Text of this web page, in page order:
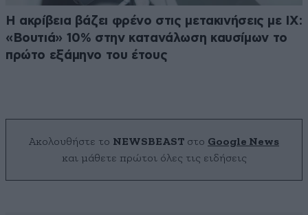
Η ακρίβεια βάζει φρένο στις μετακινήσεις με ΙΧ:
«Βουτιά» 10% στην κατανάλωση καυσίμων το
πρώτο εξάμηνο του έτους
Ακολουθήστε το NEWSBEAST στο Google News
και μάθετε πρώτοι όλες τις ειδήσεις